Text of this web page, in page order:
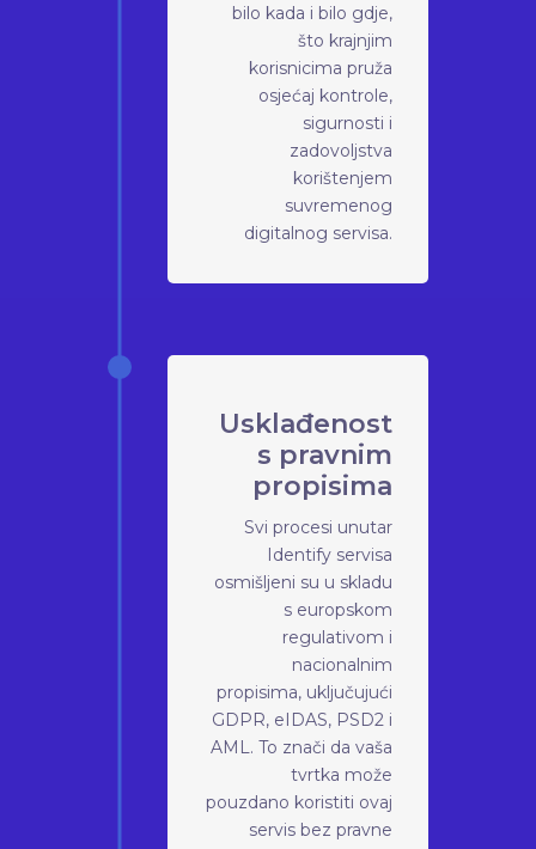
bilo kada i bilo gdje,
što krajnjim
korisnicima pruža
osjećaj kontrole,
sigurnosti i
zadovoljstva
korištenjem
suvremenog
digitalnog servisa.
Usklađenost
s pravnim
propisima
Svi procesi unutar
Identify servisa
osmišljeni su u skladu
s europskom
regulativom i
nacionalnim
propisima, uključujući
GDPR, eIDAS, PSD2 i
AML. To znači da vaša
tvrtka može
pouzdano koristiti ovaj
servis bez pravne